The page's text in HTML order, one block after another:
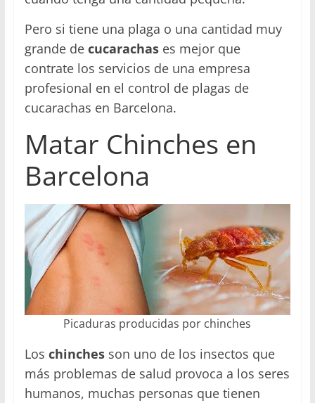
Pero si tiene una plaga o una cantidad muy
grande de cucarachases mejor que
contrate los servicios de una empresa
profesional en el control de plagas de
cucarachas en Barcelona.
Matar Chinches en
Barcelona
Picaduras producidas por chinches
Los chinchesson uno de los insectos que
más problemas de salud provoca a los seres
humanos, muchas personas que tienen